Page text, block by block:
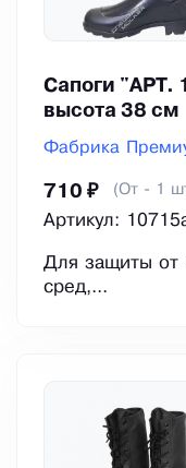
Сапоги "АРТ.
высота 38 см
Фабрика
710 ₽ (От - 1
Артикул:
Для защиты от
сред,...